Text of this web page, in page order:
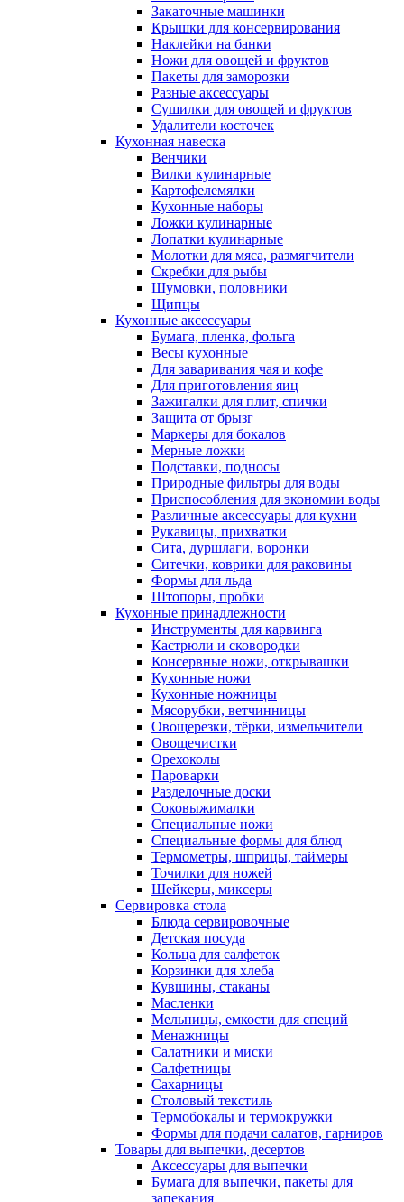
Закаточные машинки
Крышки для консервирования
Наклейки на банки
Ножи для овощей и фруктов
Пакеты для заморозки
Разные аксессуары
Сушилки для овощей и фруктов
Удалители косточек
Кухонная навеска
Венчики
Вилки кулинарные
Картофелемялки
Кухонные наборы
Ложки кулинарные
Лопатки кулинарные
Молотки для мяса, размягчители
Скребки для рыбы
Шумовки, половники
Щипцы
Кухонные аксессуары
Бумага, пленка, фольга
Весы кухонные
Для заваривания чая и кофе
Для приготовления яиц
Зажигалки для плит, спички
Защита от брызг
Маркеры для бокалов
Мерные ложки
Подставки, подносы
Природные фильтры для воды
Приспособления для экономии воды
Различные аксессуары для кухни
Рукавицы, прихватки
Сита, дуршлаги, воронки
Ситечки, коврики для раковины
Формы для льда
Штопоры, пробки
Кухонные принадлежности
Инструменты для карвинга
Кастрюли и сковородки
Консервные ножи, открывашки
Кухонные ножи
Кухонные ножницы
Мясорубки, ветчинницы
Овощерезки, тёрки, измельчители
Овощечистки
Орехоколы
Пароварки
Разделочные доски
Соковыжималки
Специальные ножи
Специальные формы для блюд
Термометры, шприцы, таймеры
Точилки для ножей
Шейкеры, миксеры
Сервировка стола
Блюда сервировочные
Детская посуда
Кольца для салфеток
Корзинки для хлеба
Кувшины, стаканы
Масленки
Мельницы, емкости для специй
Менажницы
Салатники и миски
Салфетницы
Сахарницы
Столовый текстиль
Термобокалы и термокружки
Формы для подачи салатов, гарниров
Товары для выпечки, десертов
Аксессуары для выпечки
Бумага для выпечки, пакеты для
запекания